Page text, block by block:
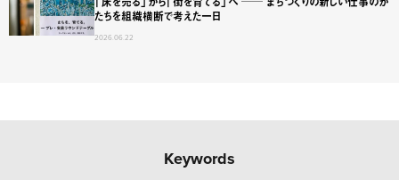
たちを組織横断で考えた一日
2026.06.22
Keywords